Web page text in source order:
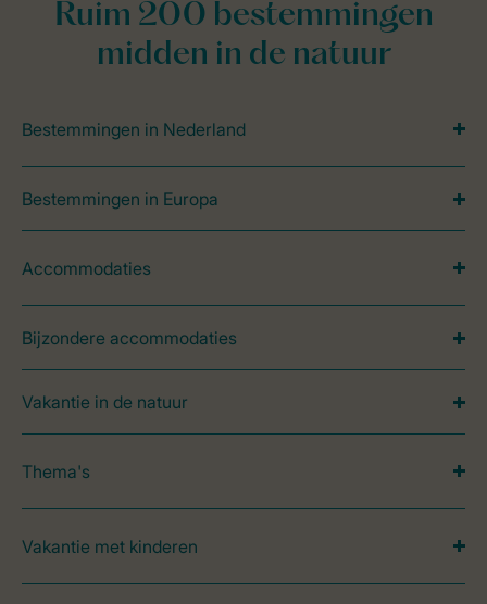
Ruim 200 bestemmingen
midden in de natuur
Bestemmingen in Nederland
Bestemmingen in Europa
Accommodaties
Bijzondere accommodaties
Vakantie in de natuur
Thema's
Vakantie met kinderen